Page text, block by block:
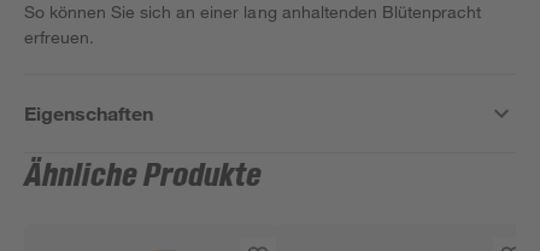
So können Sie sich an einer lang anhaltenden Blütenpracht
erfreuen.
Eigenschaften
Ähnliche Produkte